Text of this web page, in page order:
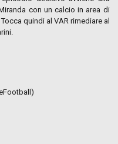
con un calcio in area di
quindi al VAR rimediare al